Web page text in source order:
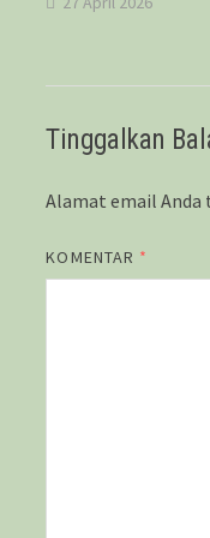
Tinggalkan
Alamat email Anda
KOMENTAR *